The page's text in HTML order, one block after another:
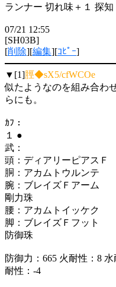
ランナー 切れ味＋１ 探知
07/21 12:55
[SH03B]
[削除][編集][ｺﾋﾟｰ]
▼[1]脛◆sX5/cfWCOe
似たようなのを組み合わ
らにも。
ｶﾌ： 回
１ ●
武：
頭：ディアリーピ
胴：アカムトウル
腕：ブレイズＦア
剛力珠
腰：アカムトイッ
脚：ブレイズＦフ
防御珠
防御力：665 火耐性：8
耐性：-4